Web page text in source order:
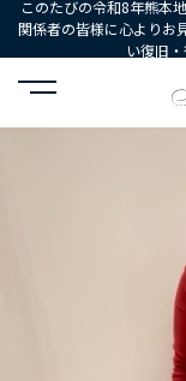
このたびの令和8年熊本
関係者の皆様に心よりお
い復旧
HOME コーディネ